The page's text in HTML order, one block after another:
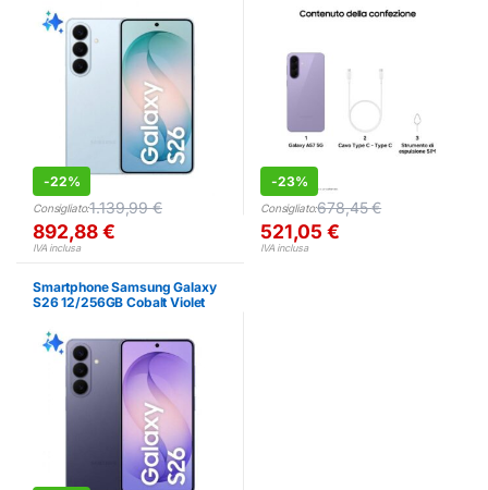
-22%
Consigliato:1.139,99€
892,88€
IVA inclusa
-23%
Consigliato:678,45€
521,05€
IVA inclusa
Smartphone Samsung Galaxy
S26 12/256GB Cobalt Violet